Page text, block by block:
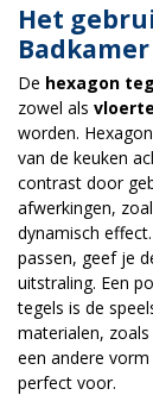
Het
Badkamer
De hexagon
zowel als
worden.
van de keuken
contrast door
afwerkingen,
dynamisch
passen, geef je
uitstraling. Een
tegels is de
materialen,
een andere
perfect voor.